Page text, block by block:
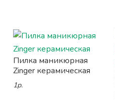
Пилка маникюрная
Zinger керамическая
1р.